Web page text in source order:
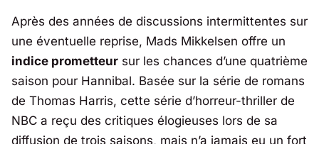
Après des années de discussions intermittentes sur
une éventuelle reprise, Mads Mikkelsen offre un
indice prometteur sur les chances d’une quatrième
saison pour Hannibal. Basée sur la série de romans
de Thomas Harris, cette série d’horreur-thriller de
NBC a reçu des critiques élogieuses lors de sa
diffusion de trois saisons, mais n’a jamais eu un fort